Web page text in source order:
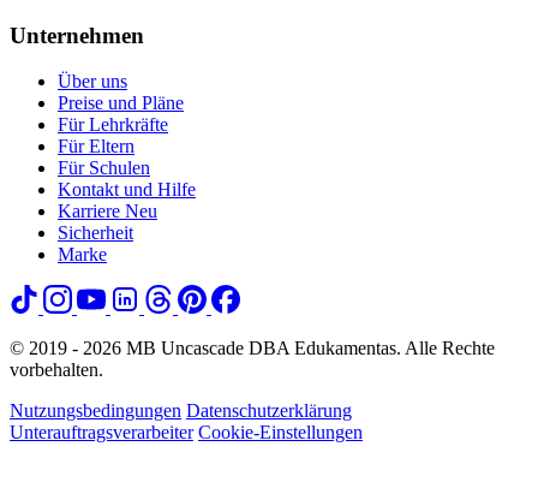
Unternehmen
Über uns
Preise und Pläne
Für Lehrkräfte
Für Eltern
Für Schulen
Kontakt und Hilfe
Karriere Neu
Sicherheit
Marke
© 2019 - 2026 MB Uncascade DBA Edukamentas. Alle Rechte
vorbehalten.
Nutzungsbedingungen Datenschutzerklärung
Unterauftragsverarbeiter Cookie-Einstellungen